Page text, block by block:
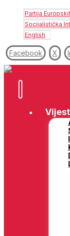
Partija
Socijalistička
English
Facebook X